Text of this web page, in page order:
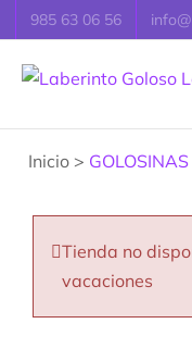
Saltar
al
contenido
985 63 06 56
Inicio > GOLOSINAS
Tienda no
vacaciones